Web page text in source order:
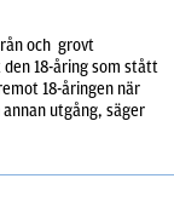
och grovt
18-åring som stått
18-åringen när
utgång, säger